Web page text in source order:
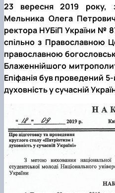
23 вересня 2019 року,
Мельника Олега
ректора НУБіП України №
спільно з Православною
православною
Блаженнійшого
Епіфанія був проведений
духовність у сучасній